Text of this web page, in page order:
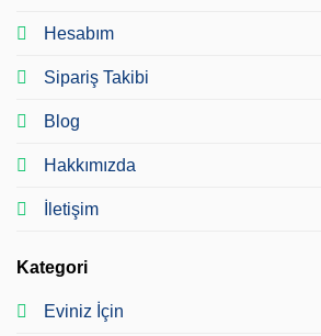
Hesabım
Sipariş Takibi
Blog
Hakkımızda
İletişim
Kategori
Eviniz İçin